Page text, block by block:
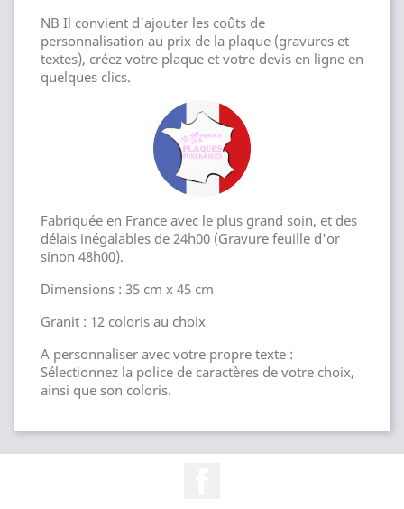
NB Il convient d'ajouter les coûts de
personnalisation au prix de la plaque (gravures et
textes), créez votre plaque et votre devis en ligne en
quelques clics.
Fabriquée en France avec le plus grand soin, et des
délais inégalables de 24h00 (Gravure feuille d'or
sinon 48h00).
Dimensions : 35 cm x 45 cm
Granit : 12 coloris au choix
A personnaliser avec votre propre texte :
Sélectionnez la police de caractères de votre choix,
ainsi que son coloris.